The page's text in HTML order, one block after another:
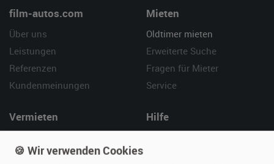
film-autos.com
Über uns
Leistungen
Referenzen
Kundenmeinungen
Mieten
Oldtimer mieten
Erweiterte Suche
Fragen für Mieter
Service
Vermieten
Fotos senden
Hilfe
🍪 Wir verwenden Cookies